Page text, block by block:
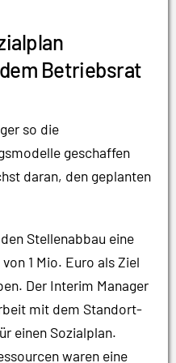
Betriebsrat
so die
geschaffen
daran, den geplanten
Stellenabbau eine
1 Mio. Euro als Ziel
Der Interim Manager
mit dem Standort-
einen Sozialplan.
waren eine